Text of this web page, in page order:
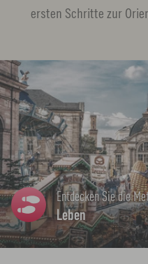
ersten Schritte zur
L
i
n
k
ö
f
f
n
e
Arbeiten
Arbeiten in der